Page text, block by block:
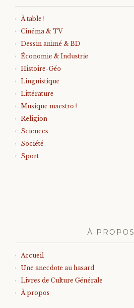
À table !
Cinéma & TV
Dessin animé & BD
Économie & Industrie
Histoire-Géo
Linguistique
Littérature
Musique maestro !
Religion
Sciences
Société
Sport
À PROPOS
Accueil
Une anecdote au hasard
Livres de Culture Générale
À propos